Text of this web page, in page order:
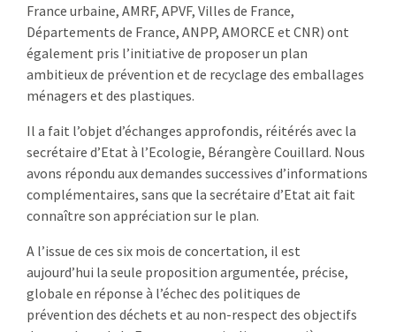
France urbaine, AMRF, APVF, Villes de France,
Départements de France, ANPP, AMORCE et CNR) ont
également pris l’initiative de proposer un plan
ambitieux de prévention et de recyclage des emballages
ménagers et des plastiques.
Il a fait l’objet d’échanges approfondis, réitérés avec la
secrétaire d’Etat à l’Ecologie, Bérangère Couillard. Nous
avons répondu aux demandes successives d’informations
complémentaires, sans que la secrétaire d’Etat ait fait
connaître son appréciation sur le plan.
A l’issue de ces six mois de concertation, il est
aujourd’hui la seule proposition argumentée, précise,
globale en réponse à l’échec des politiques de
prévention des déchets et au non-respect des objectifs